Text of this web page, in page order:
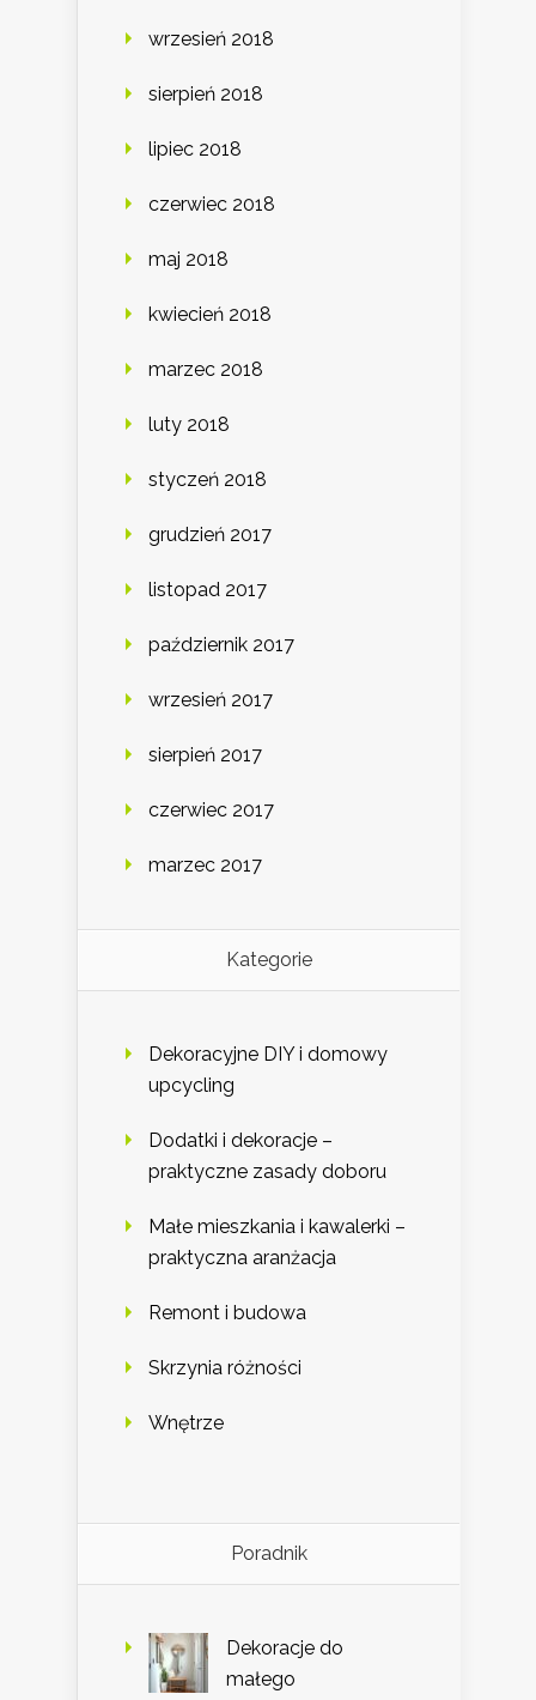
wrzesień 2018
sierpień 2018
lipiec 2018
czerwiec 2018
maj 2018
kwiecień 2018
marzec 2018
luty 2018
styczeń 2018
grudzień 2017
listopad 2017
październik 2017
wrzesień 2017
sierpień 2017
czerwiec 2017
marzec 2017
Kategorie
Dekoracyjne DIY i domowy
upcycling
Dodatki i dekoracje –
praktyczne zasady doboru
Małe mieszkania i kawalerki –
praktyczna aranżacja
Remont i budowa
Skrzynia różności
Wnętrze
Poradnik
Dekoracje do
małego